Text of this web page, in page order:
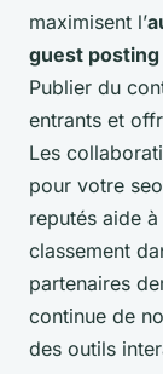
maximisent l’
guest posting
Publier du
entrants et
Les
pour votre
reputés aide
classement
partenaires
continue de
des outils